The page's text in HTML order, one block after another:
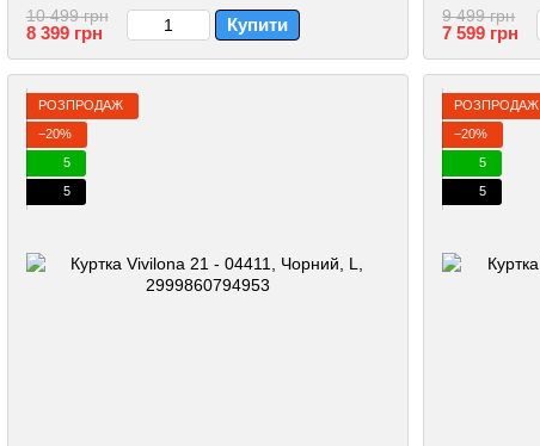
10 499 грн
8 399 грн Купити 9 499 грн
7 599 грн
РОЗПРОДАЖ
−20%
5
5
РОЗПРОДАЖ
−20%
5
5